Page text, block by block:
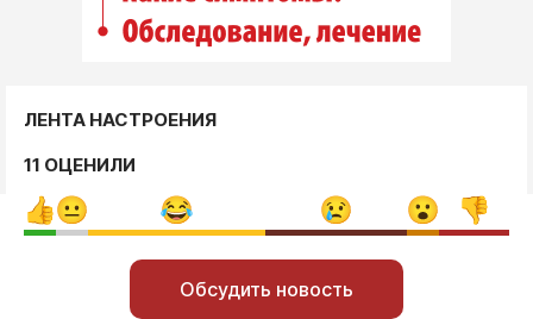
ЛЕНТА НАСТРОЕНИЯ
11 ОЦЕНИЛИ
Обсудить новость